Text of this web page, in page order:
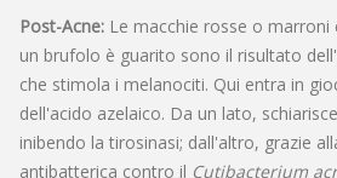
Post-Acne: Le macchie rosse o
un brufolo è guarito sono il risultato
che stimola i melanociti. Qui entra in
dell'acido azelaico. Da un lato,
inibendo la tirosinasi; dall'altro, grazie
antibatterica contro il Cutibacterium